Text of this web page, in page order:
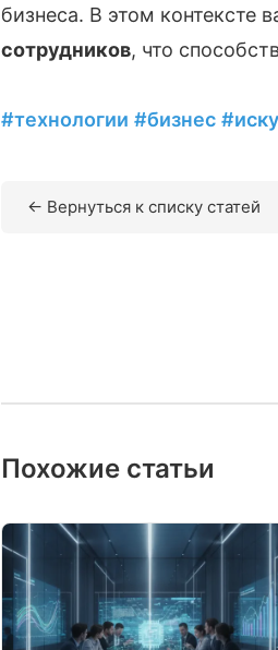
бизнеса. В этом контексте
сотрудников, что
#технологии #бизнес
← Вернуться к списку статей
Похожие статьи